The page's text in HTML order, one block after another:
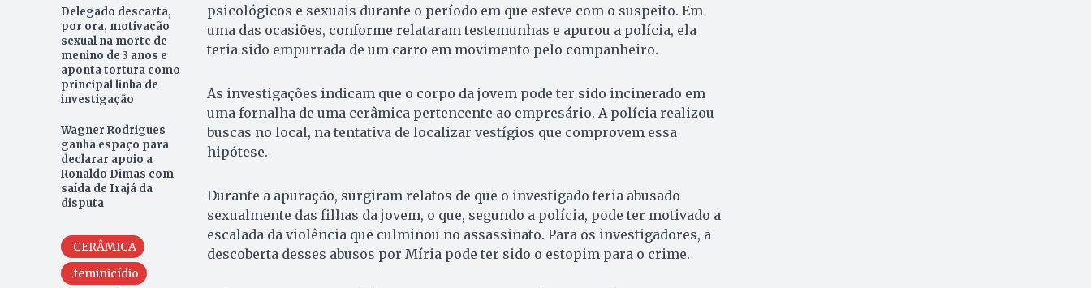
Delegado descarta,
por ora, motivação
sexual na morte de
menino de 3 anos e
aponta tortura como
principal linha de
investigação
Wagner Rodrigues
ganha espaço para
declarar apoio a
Ronaldo Dimas com
saída de Irajá da
disputa
CERÂMICA
feminicídio
psicológicos e sexuais durante o período em que esteve com o suspeito. Em
uma das ocasiões, conforme relataram testemunhas e apurou a polícia, ela
teria sido empurrada de um carro em movimento pelo companheiro.
As investigações indicam que o corpo da jovem pode ter sido incinerado em
uma fornalha de uma cerâmica pertencente ao empresário. A polícia realizou
buscas no local, na tentativa de localizar vestígios que comprovem essa
hipótese.
Durante a apuração, surgiram relatos de que o investigado teria abusado
sexualmente das filhas da jovem, o que, segundo a polícia, pode ter motivado a
escalada da violência que culminou no assassinato. Para os investigadores, a
descoberta desses abusos por Míria pode ter sido o estopim para o crime.